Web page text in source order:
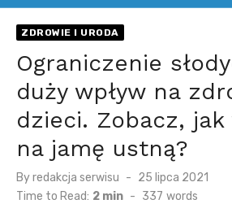
ZDROWIE I URODA
Ograniczenie
duży wpływ na
dzieci. Zobacz, jak
na jamę ustną?
Byredakcja serwisu
Posted
on
25 lipca 2021
Time to Read: 2 min - 337 words